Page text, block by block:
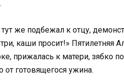
же подбежал к отцу,
каши просит!» Пятилетняя
прижалась к матери, зябко
готовящегося ужина.